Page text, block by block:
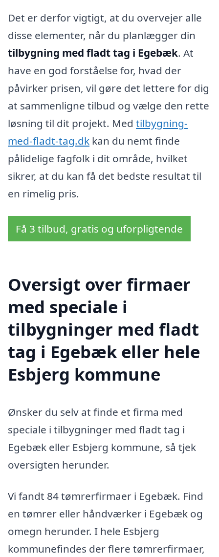
Det er derfor vigtigt, at du overvejer alle
disse elementer, når du planlægger din
tilbygning med fladt tag i Egebæk. At
have en god forståelse for, hvad der
påvirker prisen, vil gøre det lettere for dig
at sammenligne tilbud og vælge den rette
løsning til dit projekt. Med tilbygning-
med-fladt-tag.dk kan du nemt finde
pålidelige fagfolk i dit område, hvilket
sikrer, at du kan få det bedste resultat til
en rimelig pris.
Få 3 tilbud, gratis og uforpligtende
Oversigt over firmaer
med speciale i
tilbygninger med fladt
tag i Egebæk eller hele
Esbjerg kommune
Ønsker du selv at finde et firma med
speciale i tilbygninger med fladt tag i
Egebæk eller Esbjerg kommune, så tjek
oversigten herunder.
Vi fandt 84 tømrerfirmaer i Egebæk. Find
en tømrer eller håndværker i Egebæk og
omegn herunder. I hele Esbjerg
kommunefindes der flere tømrerfirmaer,